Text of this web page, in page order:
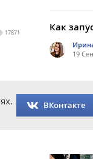
17871 Как
19
ВКонтакте